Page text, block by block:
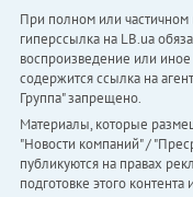
При полном или
гиперссылка на LB.ua
воспроизведение или
содержится ссылка на
Группа" запрещено.
Материалы, которые
"Новости компаний" /
публикуются на правах
подготовке этого